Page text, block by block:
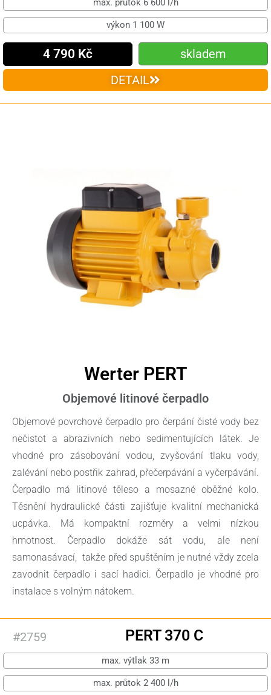
max. průtok 6 600 l/h
výkon 1 100 W
4 790 Kč
skladem
DETAIL
Werter PERT
Objemové litinové čerpadlo
Objemové povrchové čerpadlo pro čerpání čisté vody bez
nečistot a abrazivních nebo sedimentujících látek. Je
vhodné pro zásobování vodou, zvyšování tlaku vody,
zalévání nebo postřik zahrad, přečerpávání a vyčerpávání.
Čerpadlo má litinové těleso a mosazné oběžné kolo.
Těsnění hydraulické části zajišťuje kvalitní mechanická
ucpávka. Má kompaktní rozměry a velmi nízkou
hmotnost. Čerpadlo dokáže sát vodu, ale není
samonasávací, takže před spuštěním je nutné vždy zcela
zavodnit čerpadlo i sací hadici. Čerpadlo je vhodné pro
instalace s volným nátokem.
#2759 PERT 370 C
max. výtlak 33 m
max. průtok 2 400 l/h